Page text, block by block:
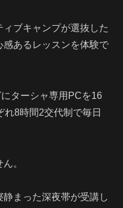
ブキャンプが選抜した
あるレッスンを体験で
ターシャ専用PCを16
8時間2交代制で毎日
。
まった深夜帯が受講し